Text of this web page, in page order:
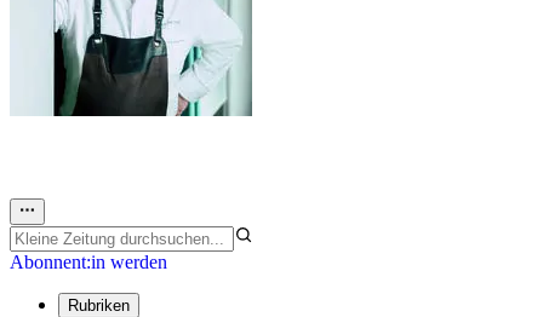
Abonnent:in werden
Rubriken